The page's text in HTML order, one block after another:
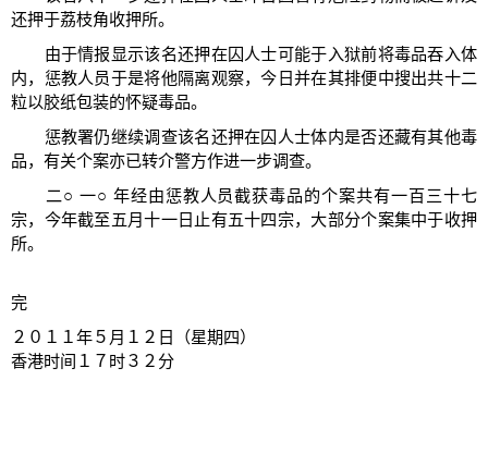
还押于荔枝角收押所。
由于情报显示该名还押在囚人士可能于入狱前将毒品吞入体
内，惩教人员于是将他隔离观察，今日并在其排便中搜出共十二
粒以胶纸包装的怀疑毒品。
惩教署仍继续调查该名还押在囚人士体内是否还藏有其他毒
品，有关个案亦已转介警方作进一步调查。
二○ 一○ 年经由惩教人员截获毒品的个案共有一百三十七
宗，今年截至五月十一日止有五十四宗，大部分个案集中于收押
所。
完
２０１１年５月１２日（星期四）
香港时间１７时３２分